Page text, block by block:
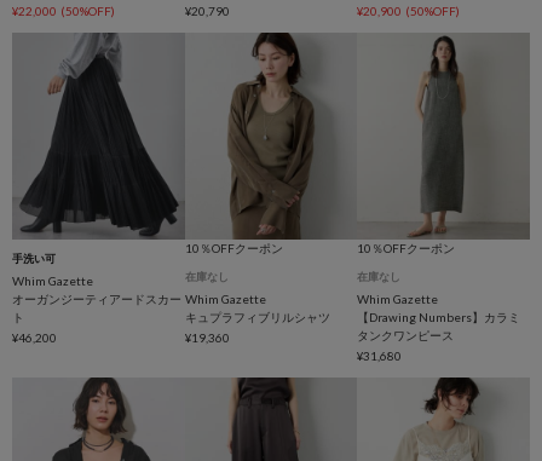
¥22,000 (50%OFF)
¥20,790
¥20,900 (50%OFF)
手洗い可
Whim Gazette
オーガンジーティアードスカー
ト
¥46,200
10％OFFクーポン
在庫なし
Whim Gazette
キュプラフィブリルシャツ
¥19,360
10％OFFクーポン
在庫なし
Whim Gazette
【Drawing Numbers】カラミ
タンクワンピース
¥31,680